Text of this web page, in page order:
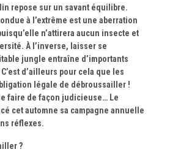
repose sur un savant équilibre.
à l’extrême est une aberration
n’attirera aucun insecte et
À l’inverse, laisser se
jungle entraîne d’importants
d’ailleurs pour cela que les
légale de débroussailler !
faire de façon judicieuse… Le
cet automne sa campagne annuelle
réflexes.
?